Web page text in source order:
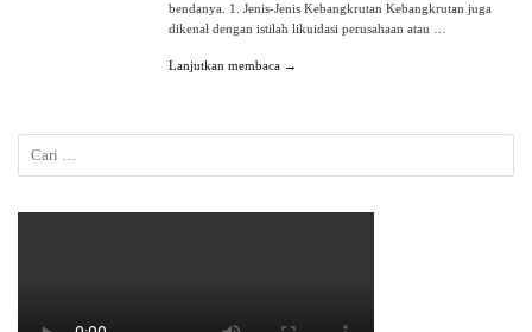
bendanya. 1. Jenis-Jenis Kebangkrutan Kebangkrutan juga
dikenal dengan istilah likuidasi perusahaan atau …
Lanjutkan membaca →